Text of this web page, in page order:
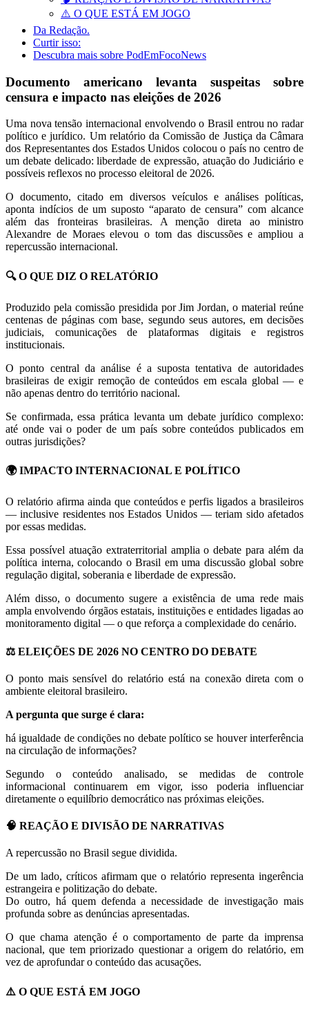
⚠️ O QUE ESTÁ EM JOGO
Da Redação.
Curtir isso:
Descubra mais sobre PodEmFocoNews
Documento americano levanta suspeitas sobre
censura e impacto nas eleições de 2026
Uma nova tensão internacional envolvendo o Brasil entrou no radar
político e jurídico. Um relatório da Comissão de Justiça da Câmara
dos Representantes dos Estados Unidos colocou o país no centro de
um debate delicado: liberdade de expressão, atuação do Judiciário e
possíveis reflexos no processo eleitoral de 2026.
O documento, citado em diversos veículos e análises políticas,
aponta indícios de um suposto “aparato de censura” com alcance
além das fronteiras brasileiras. A menção direta ao ministro
Alexandre de Moraes elevou o tom das discussões e ampliou a
repercussão internacional.
🔍 O QUE DIZ O RELATÓRIO
Produzido pela comissão presidida por Jim Jordan, o material reúne
centenas de páginas com base, segundo seus autores, em decisões
judiciais, comunicações de plataformas digitais e registros
institucionais.
O ponto central da análise é a suposta tentativa de autoridades
brasileiras de exigir remoção de conteúdos em escala global — e
não apenas dentro do território nacional.
Se confirmada, essa prática levanta um debate jurídico complexo:
até onde vai o poder de um país sobre conteúdos publicados em
outras jurisdições?
🌍 IMPACTO INTERNACIONAL E POLÍTICO
O relatório afirma ainda que conteúdos e perfis ligados a brasileiros
— inclusive residentes nos Estados Unidos — teriam sido afetados
por essas medidas.
Essa possível atuação extraterritorial amplia o debate para além da
política interna, colocando o Brasil em uma discussão global sobre
regulação digital, soberania e liberdade de expressão.
Além disso, o documento sugere a existência de uma rede mais
ampla envolvendo órgãos estatais, instituições e entidades ligadas ao
monitoramento digital — o que reforça a complexidade do cenário.
⚖️ ELEIÇÕES DE 2026 NO CENTRO DO DEBATE
O ponto mais sensível do relatório está na conexão direta com o
ambiente eleitoral brasileiro.
A pergunta que surge é clara:
há igualdade de condições no debate político se houver interferência
na circulação de informações?
Segundo o conteúdo analisado, se medidas de controle
informacional continuarem em vigor, isso poderia influenciar
diretamente o equilíbrio democrático nas próximas eleições.
🧠 REAÇÃO E DIVISÃO DE NARRATIVAS
A repercussão no Brasil segue dividida.
De um lado, críticos afirmam que o relatório representa ingerência
estrangeira e politização do debate.
Do outro, há quem defenda a necessidade de investigação mais
profunda sobre as denúncias apresentadas.
O que chama atenção é o comportamento de parte da imprensa
nacional, que tem priorizado questionar a origem do relatório, em
vez de aprofundar o conteúdo das acusações.
⚠️ O QUE ESTÁ EM JOGO